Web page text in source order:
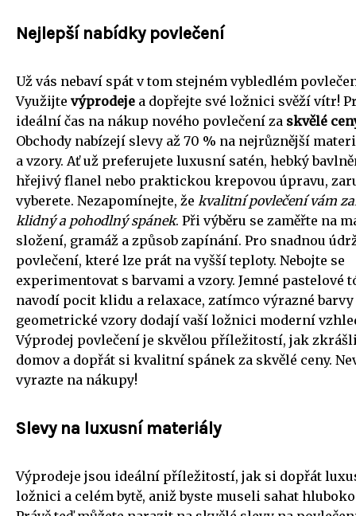
Nejlepší nabídky povlečení
Už vás nebaví spát v tom stejném vybledlém
Využijte výprodeje a dopřejte své ložnici svěží vítr!
ideální čas na nákup nového povlečení za skvělé
Obchody nabízejí slevy až 70 % na nejrůznější
a vzory. Ať už preferujete luxusní satén, hebký
hřejivý flanel nebo praktickou krepovou úpravu,
vyberete. Nezapomínejte, že kvalitní povlečení vám
klidný a pohodlný spánek. Při výběru se zaměřte na
složení, gramáž a způsob zapínání. Pro snadnou
povlečení, které lze prát na vyšší teploty. Nebojte se
experimentovat s barvami a vzory. Jemné pastelové
navodí pocit klidu a relaxace, zatímco výrazné barvy
geometrické vzory dodají vaší ložnici moderní
Výprodej povlečení je skvělou příležitostí, jak
domov a dopřát si kvalitní spánek za skvělé ceny.
vyrazte na nákupy!
Slevy na luxusní materiály
Výprodeje jsou ideální příležitostí, jak si dopřát
ložnici a celém bytě, aniž byste museli sahat